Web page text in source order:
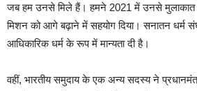
जब हम उनसे मिले हैं। हमने 2021 में उनसे मुलाकात
मिशन को आगे बढ़ाने में सहयोग दिया। सनातन धर्म
आधिकारिक धर्म के रूप में मान्यता दी है।
वहीं, भारतीय समुदाय के एक अन्य सदस्य ने